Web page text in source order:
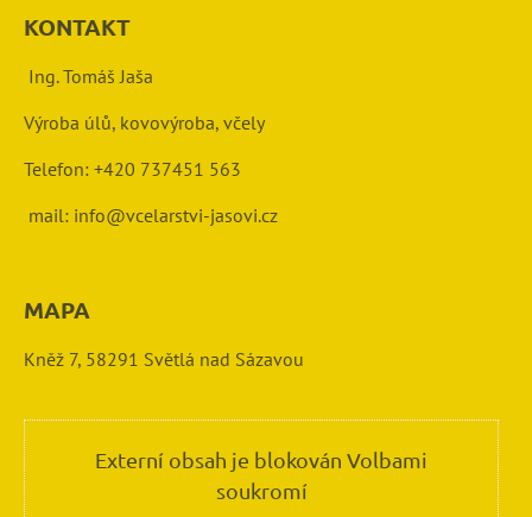
KONTAKT
Ing. Tomáš Jaša
Výroba úlů, kovovýroba, včely
Telefon: +420 737451 563
mail: info@vcelarstvi-jasovi.cz
MAPA
Kněž 7, 58291 Světlá nad Sázavou
Externí obsah je blokován Volbami
soukromí